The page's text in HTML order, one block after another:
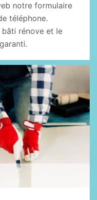
notre formulaire
téléphone.
bâti rénove et le